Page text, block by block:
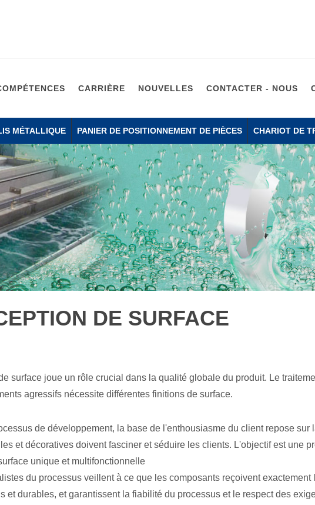
CARRIÈRE NOUVELLES CONTACTER - NOUS
MÉTALLIQUE PANIER DE POSITIONNEMENT DE PIÈCES CHARIOT DE
DE SURFACE
surface joue un rôle crucial dans la qualité globale du produit. Le
agressifs nécessite différentes finitions de surface.
de développement, la base de l'enthousiasme du client repose
et décoratives doivent fasciner et séduire les clients. L'objectif est une
unique et multifonctionnelle
du processus veillent à ce que les composants reçoivent
et durables, et garantissent la fiabilité du processus et le respect des